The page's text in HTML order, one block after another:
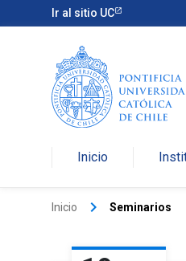
Ir al sitio UC
Inicio
Inicio keyboard_arrow_right Seminarios